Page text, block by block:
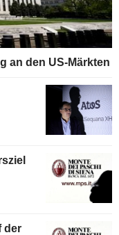
an den US-Märkten
der